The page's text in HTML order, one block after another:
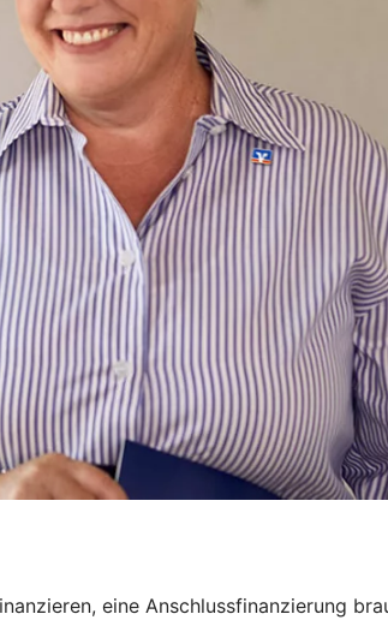
eine Anschlussfinanzierung